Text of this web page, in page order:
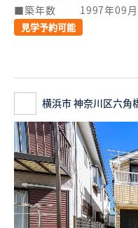
築年数
1997年09月
見学予約可能
横浜市 神奈川区六角